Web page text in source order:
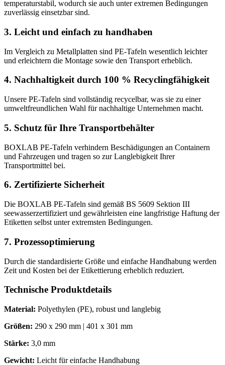
temperaturstabil, wodurch sie auch unter extremen Bedingungen
zuverlässig einsetzbar sind.
3. Leicht und einfach zu handhaben
Im Vergleich zu Metallplatten sind PE-Tafeln wesentlich leichter
und erleichtern die Montage sowie den Transport erheblich.
4. Nachhaltigkeit durch 100 % Recyclingfähigkeit
Unsere PE-Tafeln sind vollständig recycelbar, was sie zu einer
umweltfreundlichen Wahl für nachhaltige Unternehmen macht.
5. Schutz für Ihre Transportbehälter
BOXLAB PE-Tafeln verhindern Beschädigungen an Containern
und Fahrzeugen und tragen so zur Langlebigkeit Ihrer
Transportmittel bei.
6. Zertifizierte Sicherheit
Die BOXLAB PE-Tafeln sind gemäß BS 5609 Sektion III
seewasserzertifiziert und gewährleisten eine langfristige Haftung der
Etiketten selbst unter extremsten Bedingungen.
7. Prozessoptimierung
Durch die standardisierte Größe und einfache Handhabung werden
Zeit und Kosten bei der Etikettierung erheblich reduziert.
Technische Produktdetails
Material: Polyethylen (PE), robust und langlebig
Größen: 290 x 290 mm | 401 x 301 mm
Stärke: 3,0 mm
Gewicht: Leicht für einfache Handhabung